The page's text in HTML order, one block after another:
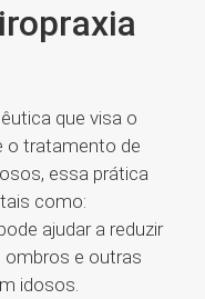
que visa o
o tratamento de
essa prática
como:
ajudar a reduzir
e outras
idosos.